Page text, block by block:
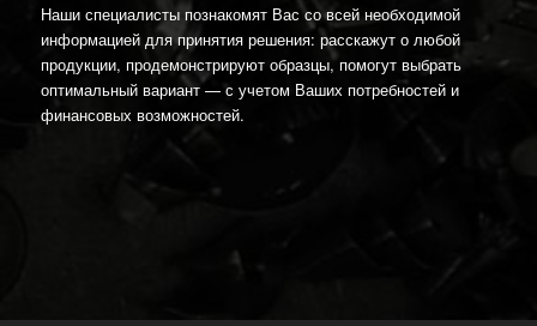
Наши специалисты познакомят Вас со всей необходимой
информацией для принятия решения: расскажут о любой
продукции, продемонстрируют образцы, помогут выбрать
оптимальный вариант — с учетом Ваших потребностей и
финансовых возможностей.